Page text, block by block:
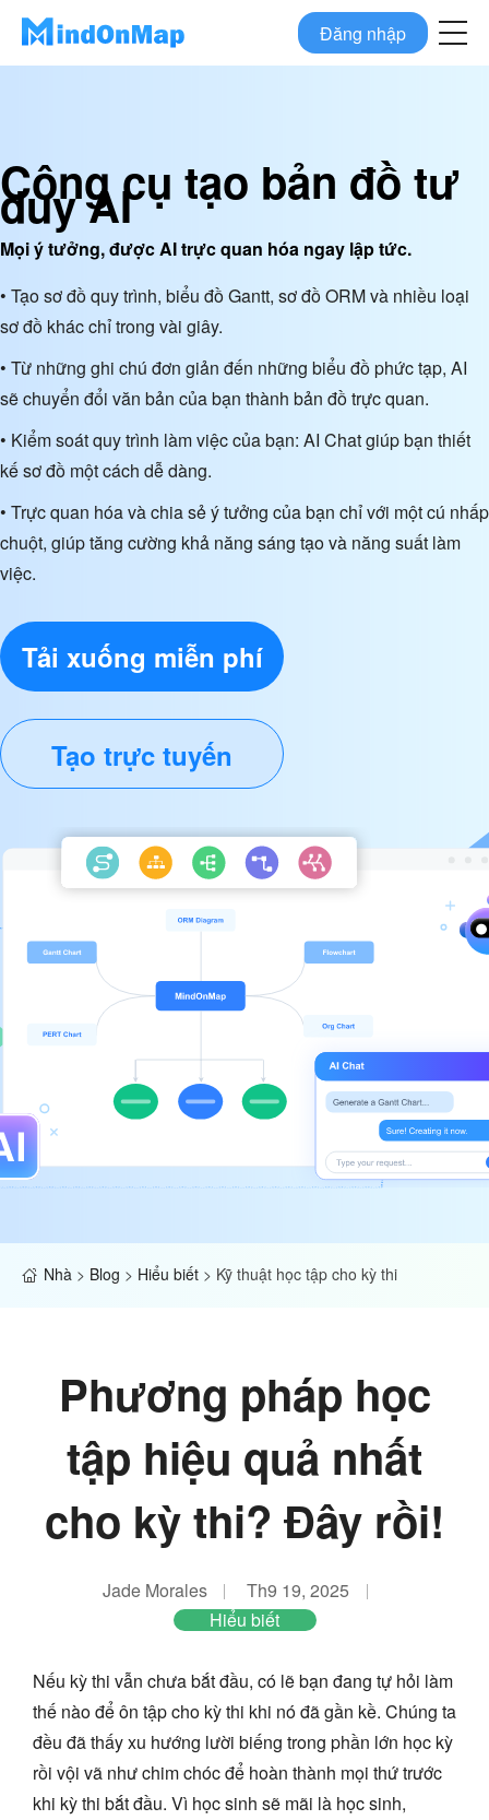
Đăng nhập
Công cụ tạo bản đồ tư
duy AI
Mọi ý tưởng, được AI trực quan hóa ngay lập tức.
• Tạo sơ đồ quy trình, biểu đồ Gantt, sơ đồ ORM và nhiều loại
sơ đồ khác chỉ trong vài giây.
• Từ những ghi chú đơn giản đến những biểu đồ phức tạp, AI
sẽ chuyển đổi văn bản của bạn thành bản đồ trực quan.
• Kiểm soát quy trình làm việc của bạn: AI Chat giúp bạn thiết
kế sơ đồ một cách dễ dàng.
• Trực quan hóa và chia sẻ ý tưởng của bạn chỉ với một cú nhấp
chuột, giúp tăng cường khả năng sáng tạo và năng suất làm
việc.
Tải xuống miễn phí
Tạo trực tuyến
Nhà > Blog > Hiểu biết > Kỹ thuật học tập cho kỳ thi
Phương pháp học
tập hiệu quả nhất
cho kỳ thi? Đây rồi!
Jade Morales
Th9 19, 2025
Hiểu biết
Nếu kỳ thi vẫn chưa bắt đầu, có lẽ bạn đang tự hỏi làm
thế nào để ôn tập cho kỳ thi khi nó đã gần kề. Chúng ta
đều đã thấy xu hướng lười biếng trong phần lớn học kỳ
rồi vội vã như chim chóc để hoàn thành mọi thứ trước
khi kỳ thi bắt đầu. Vì học sinh sẽ mãi là học sinh,